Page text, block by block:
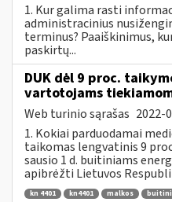
1. Kur galima rasti
administracinius
terminus? Paaiškinimus,
paskirtų...
DUK dėl 9 proc.
vartotojams
Web turinio sąrašas 2022-
1. Kokiai parduodamai
taikomas lengvatinis 9
sausio 1 d. buitiniams
apibrėžti Lietuvos
kn 4401 kn4401 malkos